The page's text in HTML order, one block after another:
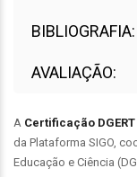
BIBLIOGRAFIA:
AVALIAÇÃO:
A Certificação DGERT
da Plataforma SIGO,
Educação e Ciência